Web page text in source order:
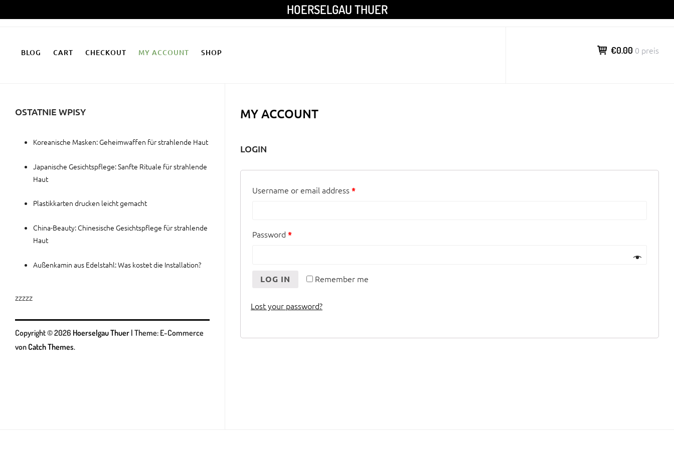
Inhalt
HOERSELGAU THUER
BLOG CART CHECKOUT MY ACCOUNT SHOP €0.00 0 preis
MY ACCOUNT
LOGIN
Username or email address*
Password *
Remember me
LOG IN
Lost your password?
OSTATNIE WPISY
Koreanische Masken: Geheimwaffen für strahlende Haut
Japanische Gesichtspflege: Sanfte Rituale für strahlende
Haut
Plastikkarten drucken leicht gemacht
China-Beauty: Chinesische Gesichtspflege für strahlende
Haut
Außenkamin aus Edelstahl: Was kostet die Installation?
zzzzz
Copyright © 2026 Hoerselgau Thuer | Theme: E-Commerce
von Catch Themes.